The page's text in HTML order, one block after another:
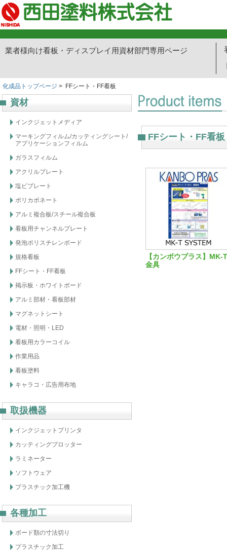
業者様向け看板・ディスプレイ用資材部門専用ページ
化成品トップページ > FFシート・FF看板
FFシート・FF看板
【カンボウプラス】MK-T
金具
資材
インクジェットメディア
マーキングフィルム/カッティングシート/
アプリケーションフィルム
ガラスフィルム
アクリルプレート
塩ビプレート
ポリカボネート
アルミ複合板/スチール複合板
看板用チャンネルプレート
発泡ポリスチレンボード
規格看板
FFシート・FF看板
掲示板・ホワイトボード
アルミ部材・看板部材
マグネットシート
電材・照明・LED
看板用カラーコイル
作業用品
看板塗料
キャラコ・広告用布地
取扱機器
インクジェットプリンタ
カッティングプロッター
ラミネーター
ソフトウェア
プラスチック加工機
各種加工
ボード類の寸法切り
プラスチック加工